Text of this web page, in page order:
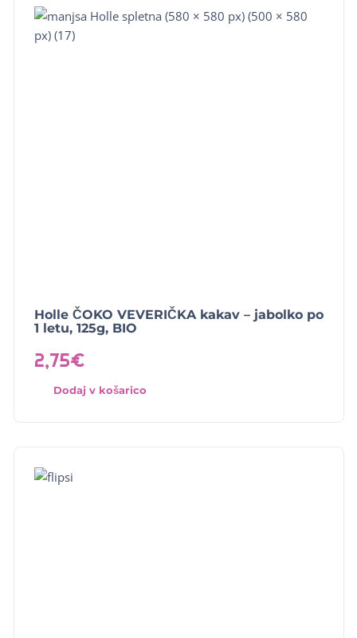
Holle ČOKO VEVERIČKA kakav – jabolko po
1 letu, 125g, BIO
2,75€
Dodaj v košarico